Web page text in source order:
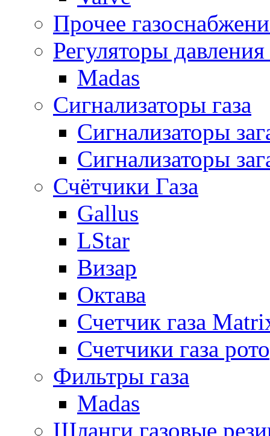
Прочее
Регуляторы давления
Madas
Сигнализаторы газа
Сигнализаторы
Сигнализаторы
Счётчики Газа
Gallus
LStar
Визар
Октава
Счетчик газа
Счетчики газа
Фильтры газа
Madas
Шланги газовые